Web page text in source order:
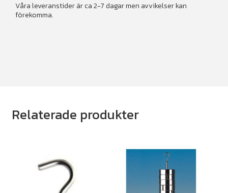
Våra leveranstider är ca 2-7 dagar men avvikelser kan
förekomma.
Relaterade produkter